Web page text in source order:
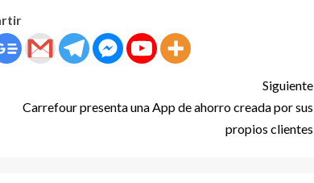
Siguiente
Carrefour presenta una App de ahorro creada por sus
propios clientes